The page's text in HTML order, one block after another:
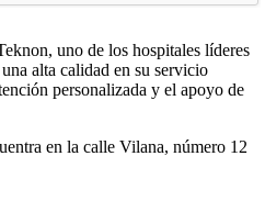
uno de los hospitales líderes
alta calidad en su servicio
personalizada y el apoyo de
en la calle Vilana, número 12